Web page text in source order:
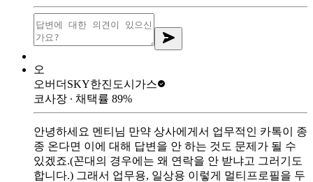
오
오버더SKY한진도시가스
코사장 ∙ 채택률 89%
안녕하세요 멘티님 만약 상사에게서 업무적인 카톡이 종
종 온다면 이에 대해 답변을 안 하는 것도 문제가 될 수
있겠죠.(꼰대의 경우에는 왜 연락을 안 받냐고 그러기도
합니다.) 그래서 업무용, 일상용 이렇게 멀티프로필을 두